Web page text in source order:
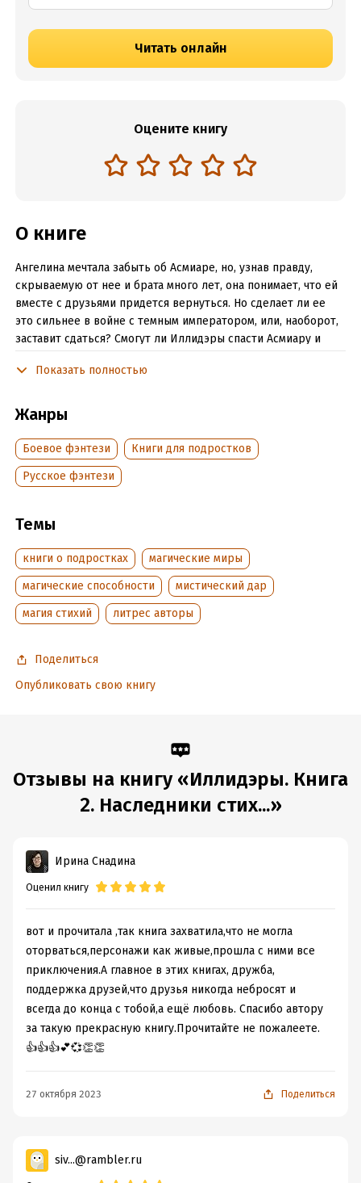
Читать онлайн
Оцените книгу
О книге
Ангелина мечтала забыть об Асмиаре, но, узнав правду,
скрываемую от нее и брата много лет, она понимает, что ей
вместе с друзьями придется вернуться. Но сделает ли ее
это сильнее в войне с темным императором, или, наоборот,
заставит сдаться? Смогут ли Иллидэры спасти Асмиару и
время узнать, на что способны наследники стихий в борьбе
Читать отрывок
Подробная информация
Дата написания:12 июня 2020
Год издания:
Дата поступления:30 января 2025
Время на чтение:5ч.
Показать полностью
Жанры
Боевое фэнтези
Книги для подростков
Русское фэнтези
Темы
книги о подростках
магические миры
магические способности
мистический дар
магия стихий
литрес авторы
Поделиться
Опубликовать свою книгу
Отзывы на книгу «Иллидэры. Книга
2. Наследники стих...»
Ирина Снадина
Оценил книгу
вот и прочитала ,так книга захватила,что не могла
оторваться,персонажи как живые,прошла с ними все
приключения.А главное в этих книгах, дружба,
поддержка друзей,что друзья никогда небросят и
всегда до конца с тобой,а ещё любовь. Спасибо автору
за такую прекрасную книгу.Прочитайте не пожалеете.
👍👍👍💕💞👏👏
27 октября 2023 Поделиться
siv...@rambler.ru